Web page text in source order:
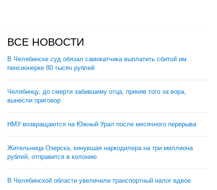
ВСЕ НОВОСТИ
В Челябинске суд обязал самокатчика выплатить сбитой им
пенсионерке 80 тысяч рублей
Челябинцу, до смерти забившему отца, приняв того за вора,
вынесли приговор
НМУ возвращаются на Южный Урал после месячного перерыва
Жительница Озерска, кинувшая наркодилера на три миллиона
рублей, отправится в колонию
В Челябинской области увеличили транспортный налог вдвое